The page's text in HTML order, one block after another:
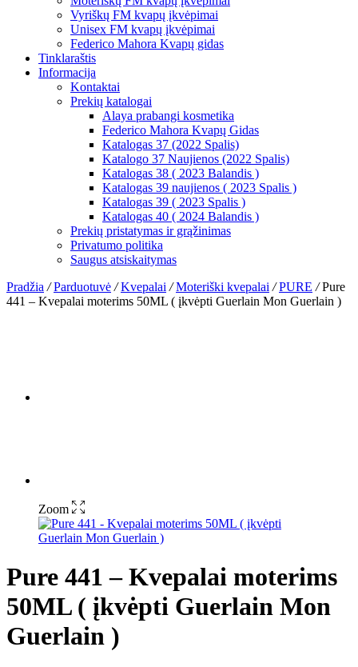
Vyriškų FM kvapų įkvėpimai
Unisex FM kvapų įkvėpimai
Federico Mahora Kvapų gidas
Tinklaraštis
Informacija
Kontaktai
Prekių katalogai
Alaya prabangi kosmetika
Federico Mahora Kvapų Gidas
Katalogas 37 (2022 Spalis)
Katalogo 37 Naujienos (2022 Spalis)
Katalogas 38 ( 2023 Balandis )
Katalogas 39 naujienos ( 2023 Spalis )
Katalogas 39 ( 2023 Spalis )
Katalogas 40 ( 2024 Balandis )
Prekių pristatymas ir grąžinimas
Privatumo politika
Saugus atsiskaitymas
Pradžia / Parduotuvė / Kvepalai / Moteriški kvepalai / PURE /Pure
441 – Kvepalai moterims 50ML ( įkvėpti Guerlain Mon Guerlain )
Zoom
Pure 441 – Kvepalai moterims
50ML ( įkvėpti Guerlain Mon
Guerlain )